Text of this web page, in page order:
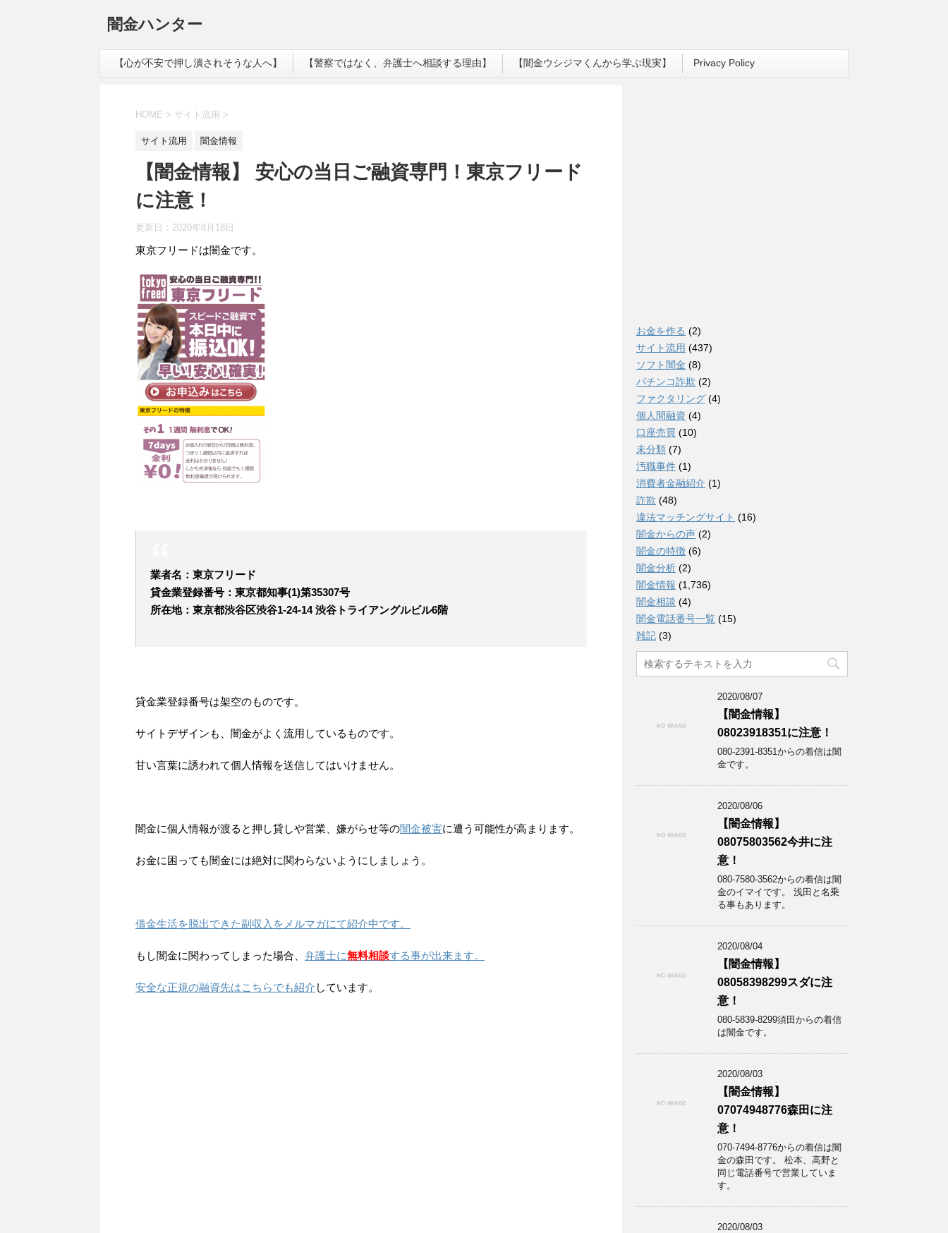
闇金ハンター
【心が不安で押し潰されそうな人へ】 【警察ではなく、弁護士へ相談する理由】 【闇金ウシジマくんから学ぶ現実】 Privacy Policy
HOME > サイト流用 >
サイト流用 闇金情報
【闇金情報】 安心の当日ご融資専門！東京フリード
に注意！
更新日： 2020年8月18日
東京フリードは闇金です。
業者名：東京フリード
貸金業登録番号：東京都知事(1)第35307号
所在地：東京都渋谷区渋谷1-24-14 渋谷トライアングルビル6階
貸金業登録番号は架空のものです。
サイトデザインも、闇金がよく流用しているものです。
甘い言葉に誘われて個人情報を送信してはいけません。
闇金に個人情報が渡ると押し貸しや営業、嫌がらせ等の闇金被害に遭う可能性が高まります。
お金に困っても闇金には絶対に関わらないようにしましょう。
借金生活を脱出できた副収入をメルマガにて紹介中です。
もし闇金に関わってしまった場合、 弁護士に無料相談する事が出来ます。
安全な正規の融資先はこちらでも紹介 しています。
お金を作る (2)
サイト流用 (437)
ソフト闇金 (8)
パチンコ詐欺 (2)
ファクタリング (4)
個人間融資 (4)
口座売買 (10)
未分類 (7)
汚職事件 (1)
消費者金融紹介 (1)
詐欺 (48)
違法マッチングサイト (16)
闇金からの声 (2)
闇金の特徴 (6)
闇金分析 (2)
闇金情報 (1,736)
闇金相談 (4)
闇金電話番号一覧 (15)
雑記 (3)
2020/08/07
【闇金情報】
08023918351に注意！
080-2391-8351からの着信は闇
金です。
2020/08/06
【闇金情報】
08075803562今井に注
意！
080-7580-3562からの着信は闇
金のイマイです。 浅田と名乗
る事もあります。
2020/08/04
【闇金情報】
08058398299スダに注
意！
080-5839-8299須田からの着信
は闇金です。
2020/08/03
【闇金情報】
07074948776森田に注
意！
070-7494-8776からの着信は闇
金の森田です。 松本、高野と
同じ電話番号で営業していま
す。
2020/08/03